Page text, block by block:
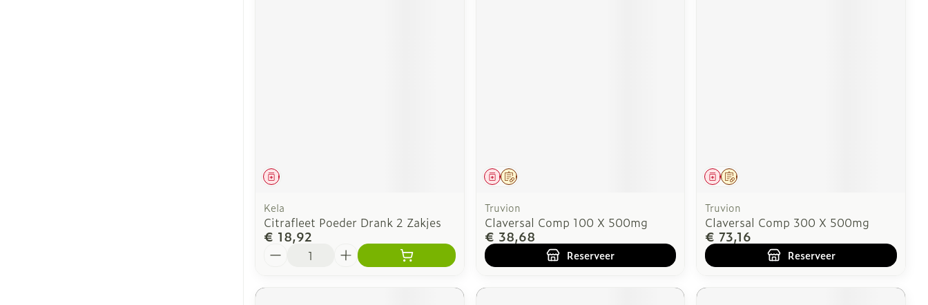
Geneesmiddel
Kela
Citrafleet Poeder Drank 2 Zakjes
€ 18,92
Op voorschrift
Geneesmiddel
Truvion
Claversal Comp 100 X 500mg
€ 38,68
Reserveer
Op voorschrift
Geneesmiddel
Truvion
Claversal Comp 300 X 500mg
€ 73,16
Reserveer